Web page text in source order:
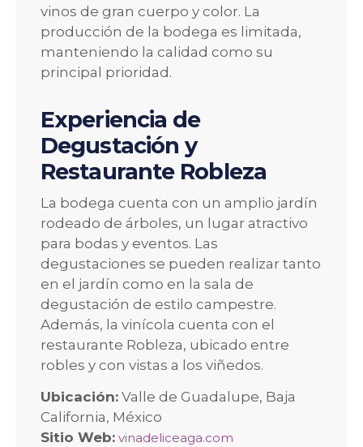
vinos de gran cuerpo y color. La
producción de la bodega es limitada,
manteniendo la calidad como su
principal prioridad.
Experiencia de
Degustación y
Restaurante Robleza
La bodega cuenta con un amplio jardín
rodeado de árboles, un lugar atractivo
para bodas y eventos. Las
degustaciones se pueden realizar tanto
en el jardín como en la sala de
degustación de estilo campestre.
Además, la vinícola cuenta con el
restaurante Robleza, ubicado entre
robles y con vistas a los viñedos.
Ubicación: Valle de Guadalupe, Baja
California, México
Sitio Web: vinadeliceaga.com